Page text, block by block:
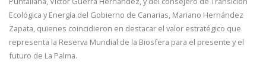
Ecológica y Energía del Gobierno de Canarias, Mariano Hernández
Zapata, quienes coincidieron en destacar el valor estratégico que
representa la Reserva Mundial de la Biosfera para el presente y el
futuro de La Palma.